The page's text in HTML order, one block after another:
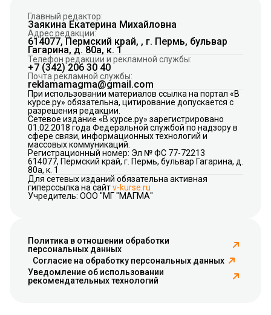
Главный редактор:
Заякина Екатерина Михайловна
Адрес редакции:
614077, Пермский край, , г. Пермь, бульвар
Гагарина, д. 80а, к. 1
Телефон редакции и рекламной службы:
+7 (342) 206 30 40
Почта рекламной службы:
reklamamagma@gmail.com
При использовании материалов ссылка на портал «В
курсе.ру» обязательна, цитирование допускается с
разрешения редакции.
Сетевое издание «В курсе.ру» зарегистрировано
01.02.2018 года Федеральной службой по надзору в
сфере связи, информационных технологий и
массовых коммуникаций.
Регистрационный номер: Эл № ФС 77-72213
614077, Пермский край, г. Пермь, бульвар Гагарина, д.
80а, к. 1
Для сетевых изданий обязательна активная
гиперссылка на сайтv-kurse.ru
Учредитель: ООО "МГ "МАГМА"
Политика в отношении обработки
персональных данных
Согласие на обработку персональных данных
Уведомление об использовании
рекомендательных технологий